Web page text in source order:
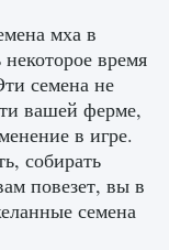
мха в
время
семена не
вашей ферме,
в игре.
собирать
повезет, вы в
семена